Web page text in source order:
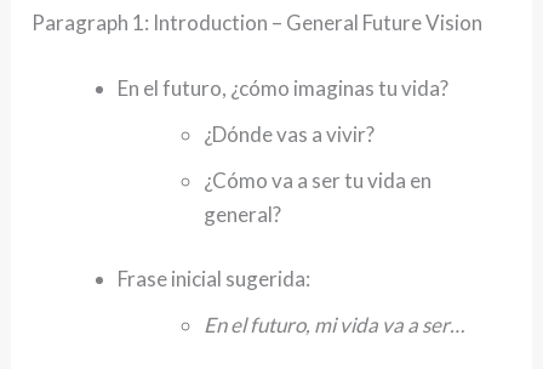
Paragraph 1: Introduction – General Future Vision
En el futuro, ¿cómo imaginas tu vida?
¿Dónde vas a vivir?
¿Cómo va a ser tu vida en
general?
Frase inicial sugerida:
En el futuro, mi vida va a ser…